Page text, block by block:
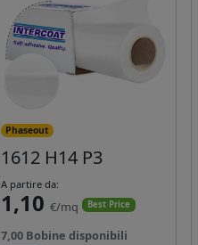
Phaseout
1612 H14 P3
A partire da:
1,10 €/mq Best Price
7,00 Bobine disponibili